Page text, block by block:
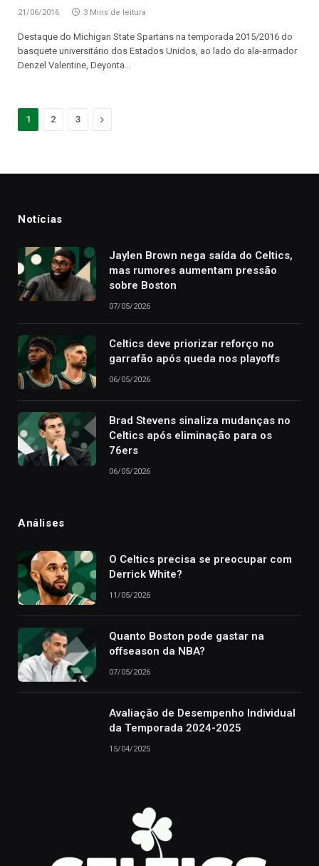
21/06/2016 3 Mins de leitura
Destaque do Michigan State Spartans na temporada 2015/2016 do
basquete universitário dos Estados Unidos, ao lado do ala-armador
Denzel Valentine, Deyonta…
1 2 3 Proximo
Notícias
Jaylen Brown nega saída do Celtics,
mas rumores aumentam pressão
sobre Boston
07/05/2026
Celtics deve priorizar reforço no
garrafão após queda nos playoffs
06/05/2026
Brad Stevens sinaliza mudanças no
Celtics após eliminação para os
76ers
06/05/2026
Análises
O Celtics precisa se preocupar com
Derrick White?
11/05/2026
Quanto Boston pode gastar na
offseason da NBA?
07/05/2026
Avaliação de Desempenho Individual
da Temporada 2024-2025
15/04/2025